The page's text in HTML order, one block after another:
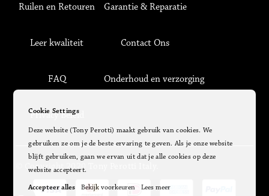
Ruilen en Retouren Garantie & Reparatie
Leer kwaliteit Contact Ons
FAQ Onderhoud en verzorging
Privacy Beleid
© Copyright 2020
Cookie Settings
Deze website (Tony Perotti) maakt gebruik van cookies. We
gebruiken ze om je de beste ervaring te geven. Als je onze website
blijft gebruiken, gaan we ervan uit dat je alle cookies op deze
website accepteert.
Accepteer alles Bekijk voorkeuren Lees meer